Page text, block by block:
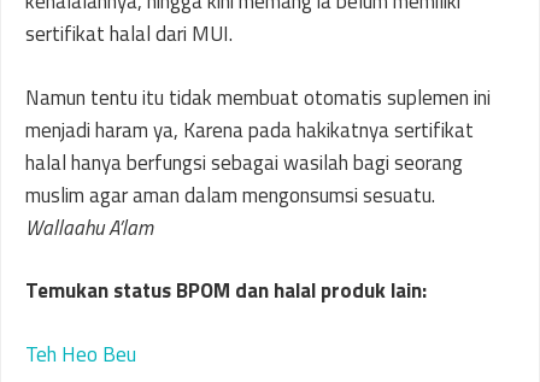
sertifikat halal dari MUI.
Namun tentu itu tidak membuat otomatis suplemen ini
menjadi haram ya, Karena pada hakikatnya sertifikat
halal hanya berfungsi sebagai wasilah bagi seorang
muslim agar aman dalam mengonsumsi sesuatu.
Wallaahu A’lam
Temukan status BPOM dan halal produk lain:
Teh Heo Beu